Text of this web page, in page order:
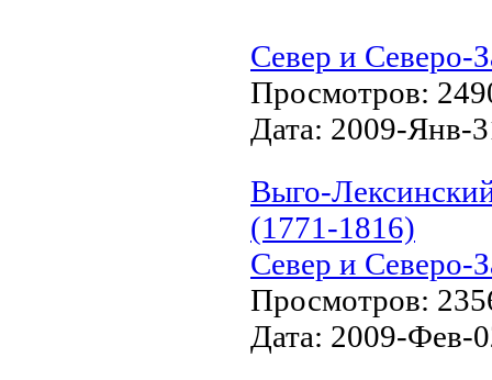
Север и Северо-
Просмотров:
Дата: 2009-Янв-
Выго-
(1771-1816)
Север и Северо-
Просмотров:
Дата: 2009-Фев-